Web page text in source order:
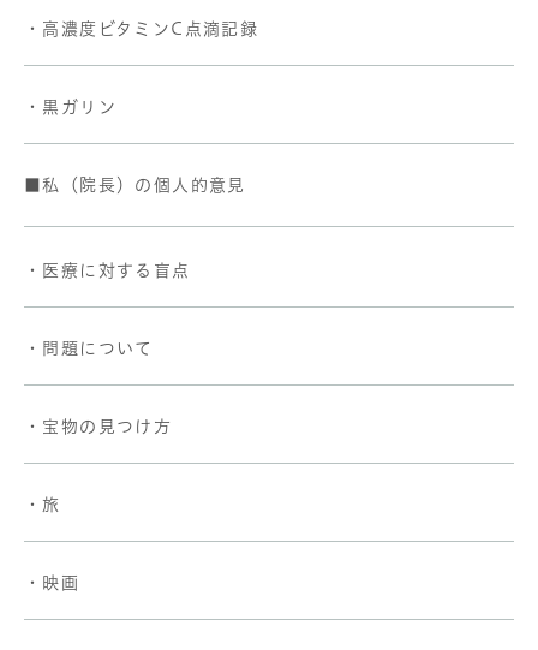
・高濃度ビタミンC点滴記録
・黒ガリン
■私（院長）の個人的意見
・医療に対する盲点
・問題について
・宝物の見つけ方
・旅
・映画